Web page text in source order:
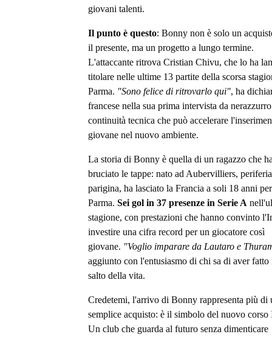
giovani talenti.
Il punto è questo: Bonny non è solo un
il presente, ma un progetto a lungo termine.
L'attaccante ritrova Cristian Chivu, che lo ha
titolare nelle ultime 13 partite della scorsa
Parma. "Sono felice di ritrovarlo qui", ha
francese nella sua prima intervista da
continuità tecnica che può accelerare
giovane nel nuovo ambiente.
La storia di Bonny è quella di un ragazzo che
bruciato le tappe: nato ad Aubervilliers, periferia
parigina, ha lasciato la Francia a soli 18 anni
Parma. Sei gol in 37 presenze in Serie A
stagione, con prestazioni che hanno convinto
investire una cifra record per un giocatore così
giovane. "Voglio imparare da Lautaro e
aggiunto con l'entusiasmo di chi sa di aver fatto
salto della vita.
Credetemi, l'arrivo di Bonny rappresenta più di
semplice acquisto: è il simbolo del nuovo corso
Un club che guarda al futuro senza dimenticare